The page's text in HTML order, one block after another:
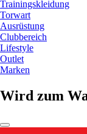
Trainingskleidung
Torwart
Ausrüstung
Clubbereich
Lifestyle
Outlet
Marken
Wird zum